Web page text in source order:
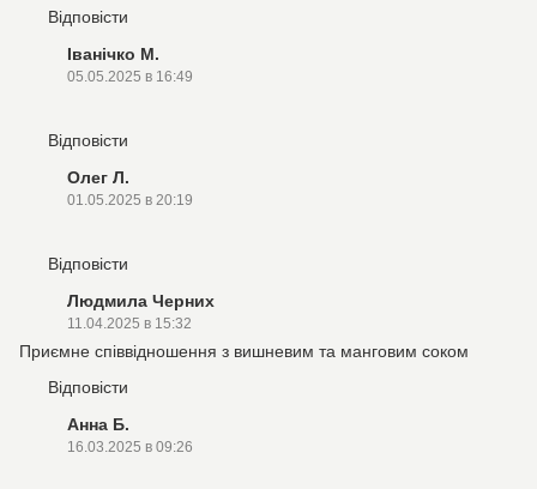
Відповісти
Іванічко М.
05.05.2025 в 16:49
Відповісти
Олег Л.
01.05.2025 в 20:19
Відповісти
Людмила Черних
11.04.2025 в 15:32
Приємне співвідношення з вишневим та манговим соком
Відповісти
Анна Б.
16.03.2025 в 09:26